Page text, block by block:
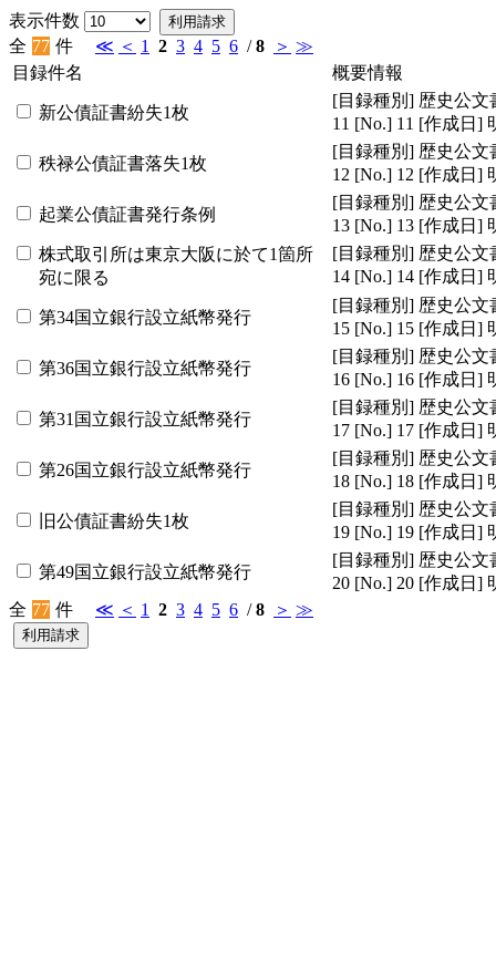
表示件数 利用請求
全 77 件 ≪ ＜ 1 2 3 4 5 6 /8 ＞ ≫
目録件名
概要情報
新公債証書紛失1枚
[目録種別] 歴史公文
11 [No.] 11 [作成日]
秩禄公債証書落失1枚
[目録種別] 歴史公文
12 [No.] 12 [作成日]
起業公債証書発行条例
[目録種別] 歴史公文
13 [No.] 13 [作成日]
株式取引所は東京大阪に於て1箇所
宛に限る
[目録種別] 歴史公文
14 [No.] 14 [作成日]
第34国立銀行設立紙幣発行
[目録種別] 歴史公文
15 [No.] 15 [作成日]
第36国立銀行設立紙幣発行
[目録種別] 歴史公文
16 [No.] 16 [作成日]
第31国立銀行設立紙幣発行
[目録種別] 歴史公文
17 [No.] 17 [作成日]
第26国立銀行設立紙幣発行
[目録種別] 歴史公文
18 [No.] 18 [作成日]
旧公債証書紛失1枚
[目録種別] 歴史公文
19 [No.] 19 [作成日]
第49国立銀行設立紙幣発行
[目録種別] 歴史公文
20 [No.] 20 [作成日]
全 77 件 ≪ ＜ 1 2 3 4 5 6 /8 ＞ ≫
利用請求